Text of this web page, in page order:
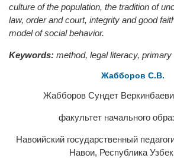
culture of the population, the tradition of
law, order and court, integrity and good
model of social behavior.
Keywords: method, legal literacy, primary
Жабборов С.B.
Жабборов Сундет
факультет начального
Навоийский государственный
Навои, Республика